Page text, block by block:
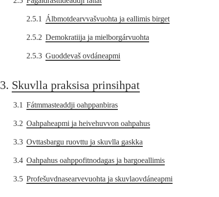
2.5.1 Álbmotdearvvašvuohta ja eallimis birget
2.5.2 Demokratiija ja mielborgárvuohta
2.5.3 Guoddevaš ovdáneapmi
3. Skuvlla praksisa prinsihpat
3.1 Fátmmasteaddji oahppanbiras
3.2 Oahpaheapmi ja heivehuvvon oahpahus
3.3 Ovttasbargu ruovttu ja skuvlla gaskka
3.4 Oahpahus oahppofitnodagas ja bargoeallimis
3.5 Profešuvdnasearvevuohta ja skuvlaovdáneapmi